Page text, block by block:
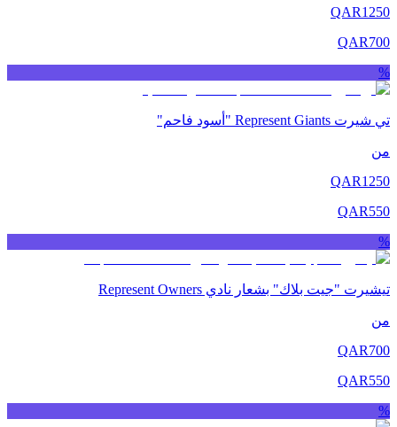
QAR1250
QAR700
%
تي شيرت Represent Giants "أسود فاحم"
من
QAR1250
QAR550
%
تيشيرت "جيت بلاك" بشعار نادي Represent Owners
من
QAR700
QAR550
%